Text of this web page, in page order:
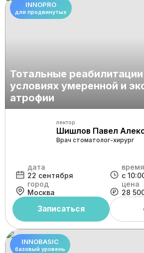
INNOPRO
для продвинутых
Тотальные
условиях умеренной и
атрофии
лектор
Шишлов Павел
Врач стоматолог-хирург
дата
22 сентября
время
с
город
Москва
цена
28
Записаться
INNOBASIC
базовый уровень